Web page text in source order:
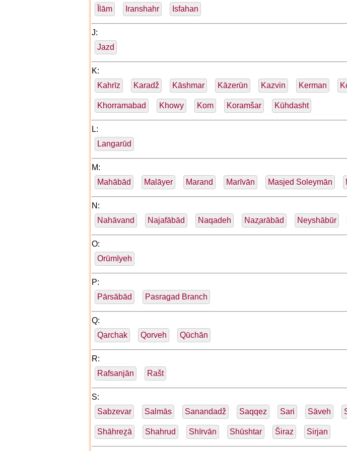
Īlām Iranshahr Isfahan
J:
Jazd
K:
Kahrīz
Karadž Kāshmar Kāzerūn Kazvin Kerman
Khorramabad Khowy Kom Koramšar Kūhdasht
L:
Langarūd
M:
Mahābād
Malāyer Marand Marīvān Masjed Soleymān
N:
Nahāvand
Najafābād Naqadeh Naz̧arābād Neyshābūr
O:
Orūmīyeh
P:
Pārsābād
Pasragad Branch
Q:
Qarchak
Qorveh Qūchān
R:
Rafsanjān
Rašt
S:
Sabzevar
Salmās Sanandadž Saqqez Sari Sāveh
Shāhreẕā Shahrud Shīrvān Shūshtar Širaz Sirjan